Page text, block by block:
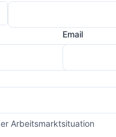
Email
Arbeitsmarktsituation